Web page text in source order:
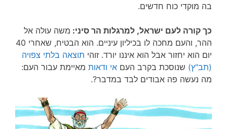
בה מוקדי כוח חדשים.
כך קורה לעם ישראל, למרגלות הר סיני: משה עולה אל
ההר, והעם מחכה לו בכיליון עיניים. הוא הבטיח, שאחרי 40
יום הוא יחזור אבל הוא איננו יורד. זוהי תוצאה בלתי צפויה
(תב"ץ) שנוסכת בקרב העם אי ודאות מאיימת עבור העם:
מה נעשה פה אבודים לבד במדבר?.